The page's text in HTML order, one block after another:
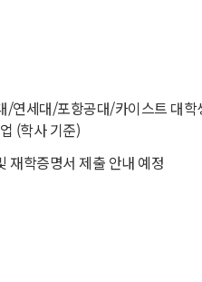
/연세대/포항공대/카이스트 대학
(학사 기준)
재학증명서 제출 안내 예정